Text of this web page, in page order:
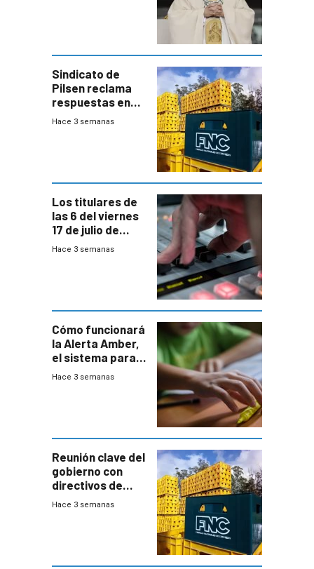
Sindicato de
Pilsen reclama
respuestas en
medio de
Hace 3 semanas
Los titulares de
las 6 del viernes
17 de julio de
2026
Hace 3 semanas
Cómo funcionará
la Alerta Amber,
el sistema para
la búsqueda
Hace 3 semanas
Reunión clave del
gobierno con
directivos de
Fábricas
Hace 3 semanas